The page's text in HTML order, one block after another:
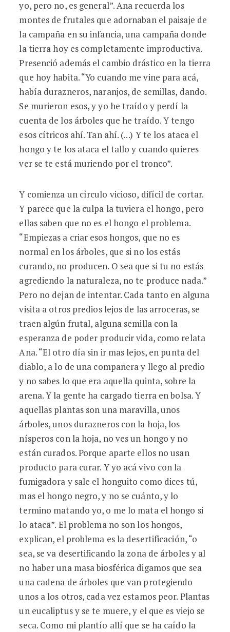
yo, pero no, es general”. Ana recuerda los
montes de frutales que adornaban el paisaje de
la campaña en su infancia, una campaña donde
la tierra hoy es completamente improductiva.
Presenció además el cambio drástico en la tierra
que hoy habita. “Yo cuando me vine para acá,
había durazneros, naranjos, de semillas, dando.
Se murieron esos, y yo he traído y perdí la
cuenta de los árboles que he traído. Y tengo
esos cítricos ahí. Tan ahí. (…) Y te los ataca el
hongo y te los ataca el tallo y cuando quieres
ver se te está muriendo por el tronco”.
Y comienza un círculo vicioso, difícil de cortar.
Y parece que la culpa la tuviera el hongo, pero
ellas saben que no es el hongo el problema.
“Empiezas a criar esos hongos, que no es
normal en los árboles, que si no los estás
curando, no producen. O sea que si tu no estás
agrediendo la naturaleza, no te produce nada.”
Pero no dejan de intentar. Cada tanto en alguna
visita a otros predios lejos de las arroceras, se
traen algún frutal, alguna semilla con la
esperanza de poder producir vida, como relata
Ana. “El otro día sin ir mas lejos, en punta del
diablo, a lo de una compañera y llego al predio
y no sabes lo que era aquella quinta, sobre la
arena. Y la gente ha cargado tierra en bolsa. Y
aquellas plantas son una maravilla, unos
árboles, unos durazneros con la hoja, los
nísperos con la hoja, no ves un hongo y no
están curados. Porque aparte ellos no usan
producto para curar. Y yo acá vivo con la
fumigadora y sale el honguito como dices tú,
mas el hongo negro, y no se cuánto, y lo
termino matando yo, o me lo mata el hongo si
lo ataca”. El problema no son los hongos,
explican, el problema es la desertificación, “o
sea, se va desertificando la zona de árboles y al
no haber una masa biosférica digamos que sea
una cadena de árboles que van protegiendo
unos a los otros, cada vez estamos peor. Plantas
un eucaliptus y se te muere, y el que es viejo se
seca. Como mi plantío allí que se ha caído la